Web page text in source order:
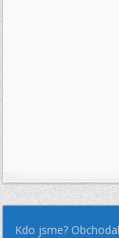
Kdo jsme?